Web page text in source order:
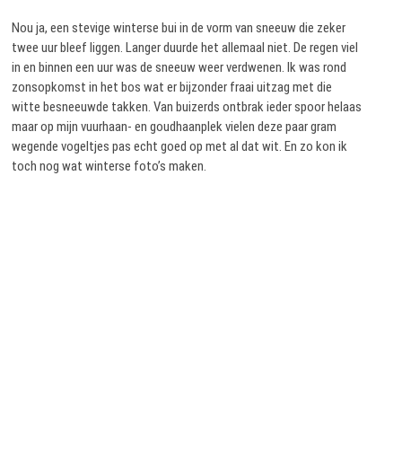
Nou ja, een stevige winterse bui in de vorm van sneeuw die zeker
twee uur bleef liggen. Langer duurde het allemaal niet. De regen viel
in en binnen een uur was de sneeuw weer verdwenen. Ik was rond
zonsopkomst in het bos wat er bijzonder fraai uitzag met die
witte besneeuwde takken. Van buizerds ontbrak ieder spoor helaas
maar op mijn vuurhaan- en goudhaanplek vielen deze paar gram
wegende vogeltjes pas echt goed op met al dat wit. En zo kon ik
toch nog wat winterse foto’s maken.